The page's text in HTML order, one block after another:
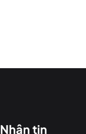
Nhận tin